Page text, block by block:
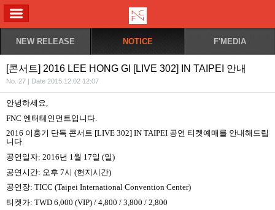
NEW RELEASE NOTICE F'MEDIA
[콘서트] 2016 LEE HONG GI [LIVE 302] IN TAIPEI 안내
No. 27 | Date 2015.12.02 12:07
안녕하세요,
FNC 엔터테인먼트입니다
2016 이홍기 단독 콘서트 [LIVE 302] IN TAIPEI 공연 티켓예매를 안내해드립
니다.
공연일자: 2016년 1 월 17일 (일)
공연시간: 오후 7시 (현지시간)
공연장: TICC (Taipei International Convention Center)
티켓가: TWD 6,000 (VIP) / 4,800 / 3,800 / 2,800